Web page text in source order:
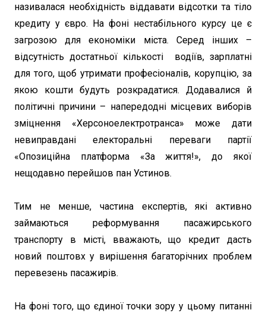
називалася необхідність віддавати відсотки та тіло
кредиту у євро. На фоні нестабільного курсу це є
загрозою для економіки міста. Серед інших –
відсутність достатньої кількості водіїв, зарплатні
для того, щоб утримати професіоналів, корупцію, за
якою кошти будуть розкрадатися. Додавалися й
політичні причини – напередодні місцевих виборів
зміцнення «Херсоноелектротранса» може дати
невиправдані електоральні переваги партії
«Опозиційна платформа «За життя!», до якої
нещодавно перейшов пан Устинов.
Тим не менше, частина експертів, які активно
займаються реформування пасажирського
транспорту в місті, вважають, що кредит дасть
новий поштовх у вирішення багаторічних проблем
перевезень пасажирів.
На фоні того, що єдиної точки зору у цьому питанні